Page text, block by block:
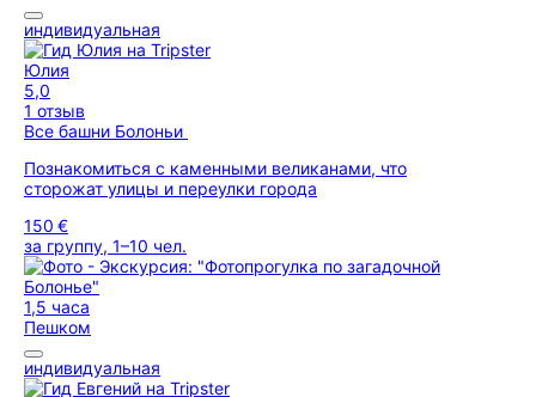
индивидуальная
Юлия
5,0
1 отзыв
Все башни Болоньи
Познакомиться с каменными великанами, что
сторожат улицы и переулки города
150 €
за группу, 1–10 чел.
1,5 часа
Пешком
индивидуальная